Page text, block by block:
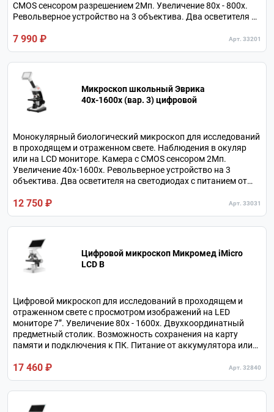
CMOS сенсором разрешением 2Мп. Увеличение 80х - 800х.
Револьверное устройство на 3 объектива. Два осветителя на
7 990 ₽ Арт. 33201
Микроскоп школьный Эврика
40х-1600х (вар. 3) цифровой
Монокулярный биологический микроскоп для исследований
в проходящем и отраженном свете. Наблюдения в окуляр
или на LCD мониторе. Камера с CMOS сенсором 2Мп.
Увеличение 40х-1600х. Револьверное устройство на 3
объектива. Два осветителя на светодиодах с питанием от
Барлоу.
12 750 ₽ Арт. 33031
Цифровой микроскоп Микромед iMicro
LCD В
Цифровой микроскоп для исследований в проходящем и
отраженном свете с просмотром изображений на LED
мониторе 7”. Увеличение 80х - 1600х. Двухкоординатный
предметный столик. Возможность сохранения на карту
памяти и подключения к ПК. Питание от аккумулятора или
17 460 ₽ Арт. 32840